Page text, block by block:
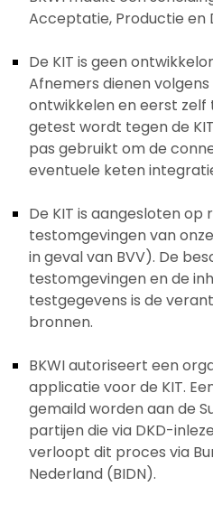
Acceptatie, Productie en
De KIT is geen
Afnemers dienen
ontwikkelen en eerst
getest wordt tegen de
pas gebruikt om de
eventuele keten
De KIT is aangesloten op
testomgevingen van
in geval van BVV). De
testomgevingen en de
testgegevens is de
bronnen.
BKWI autoriseert een
applicatie voor de KIT.
gemaild worden aan de
partijen die via DKD-
verloopt dit proces via
Nederland (BIDN).